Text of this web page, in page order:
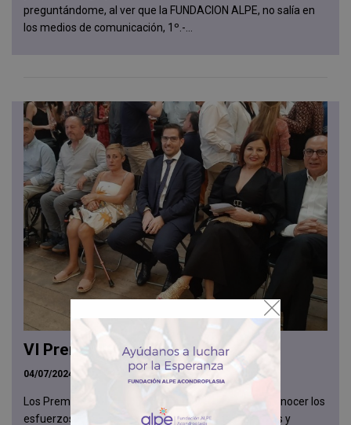
preguntándome, al ver que la FUNDACION ALPE, no salía en
los medios de comunicación, 1º.-...
VI Premios ALPE
04/07/2024
Los Premios ALPE se instituyeron en 2012 para reconocer los
esfuerzos de personas, instituciones, investigadores y